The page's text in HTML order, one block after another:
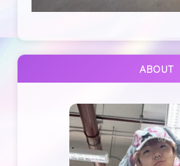
ABOUT